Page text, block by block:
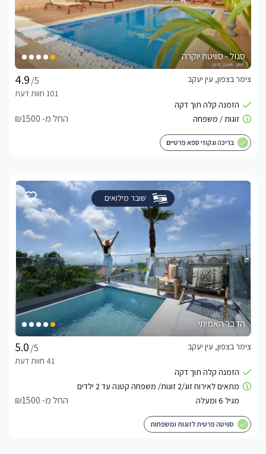
סגול - סוויטת יוקרה
/5
צימר בצפון, עין יעקב
החל מ- ₪1500
בריכה וגקוזי ספא פרטיים
שובר מילואים
הדבר האמיתי
/5
צימר בצפון, עין יעקב
החל מ- ₪1500
סוויטה פרטית לזוגות ומשפחות